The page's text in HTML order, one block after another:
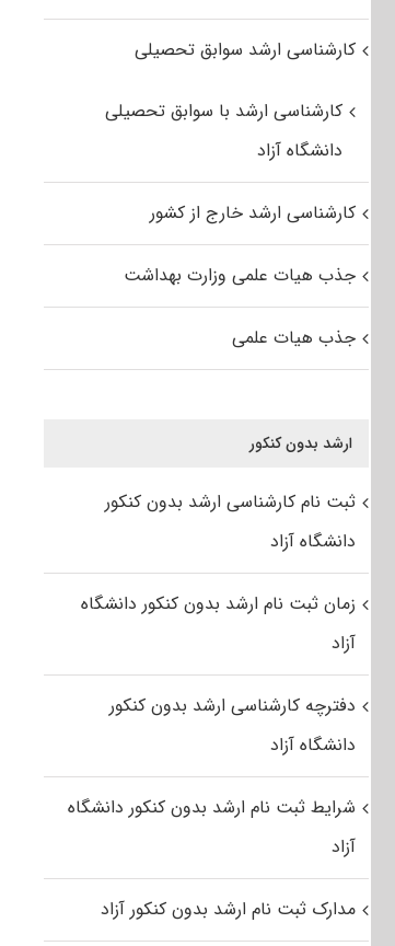
کارشناسی ارشد سوابق تحصیلی
کارشناسی ارشد با سوابق تحصیلی
دانشگاه آزاد
کارشناسی ارشد خارج از کشور
جذب هیات علمی وزارت بهداشت
جذب هیات علمی
ارشد بدون کنکور
ثبت نام کارشناسی ارشد بدون کنکور
دانشگاه آزاد
زمان ثبت نام ارشد بدون کنکور دانشگاه
آزاد
دفترچه کارشناسی ارشد بدون کنکور
دانشگاه آزاد
شرایط ثبت نام ارشد بدون کنکور دانشگاه
آزاد
مدارک ثبت نام ارشد بدون کنکور آزاد